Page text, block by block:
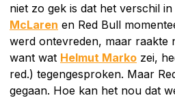
niet zo gek is dat het verschil
McLaren en Red Bull
werd ontevreden, maar raakte
want wat Helmut Marko zei,
red.) tegengesproken. Maar
gegaan. Hoe kan het nou dat